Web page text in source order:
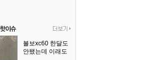
볼보xc60 한달도
안됐는데 이래도